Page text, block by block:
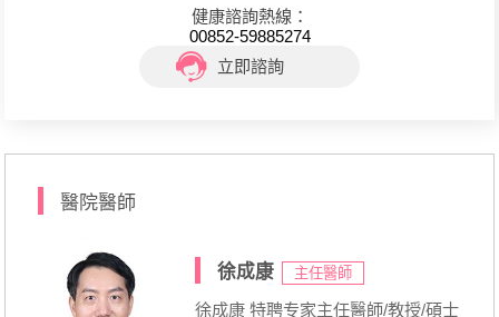
健康諮詢熱線：
00852-59885274
立即諮詢
醫院醫師
徐成康 主任醫師
徐成康 特聘专家主任醫師/教授/碩士